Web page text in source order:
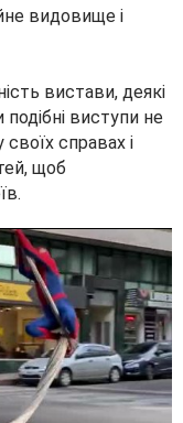
видовище і
вистави, деякі
виступи не
своїх справах і
щоб